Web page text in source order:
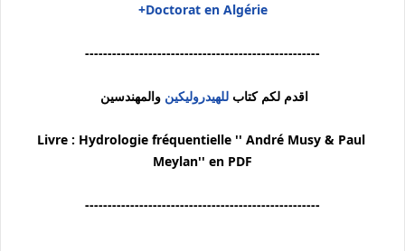
+Doctorat en Algérie
----------------------------------------------------
اقدم لكم كتاب للهيدروليكين والمهندسين
Livre : Hydrologie fréquentielle '' André Musy & Paul
Meylan'' en PDF
----------------------------------------------------